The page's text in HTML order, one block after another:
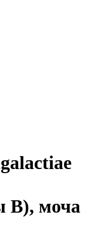
В), моча